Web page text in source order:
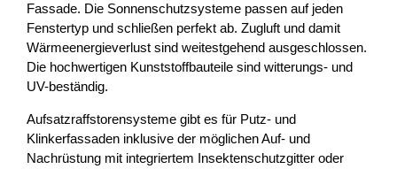
Fassade. Die Sonnenschutzsysteme passen auf jeden
Fenstertyp und schließen perfekt ab. Zugluft und damit
Wärmeenergieverlust sind weitestgehend ausgeschlossen.
Die hochwertigen Kunststoffbauteile sind witterungs- und
UV-beständig.
Aufsatzraffstorensysteme gibt es für Putz- und
Klinkerfassaden inklusive der möglichen Auf- und
Nachrüstung mit integriertem Insektenschutzgitter oder